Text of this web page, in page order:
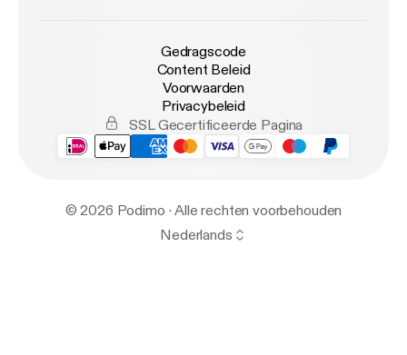
Gedragscode
Content Beleid
Voorwaarden
Privacybeleid
SSL Gecertificeerde Pagina
© 2026 Podimo · Alle rechten voorbehouden
Nederlands